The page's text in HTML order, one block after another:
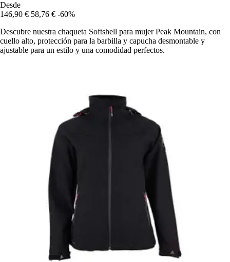
Desde
146,90 € 58,76 € -60%
Descubre nuestra chaqueta Softshell para mujer Peak Mountain, con
cuello alto, protección para la barbilla y capucha desmontable y
ajustable para un estilo y una comodidad perfectos.